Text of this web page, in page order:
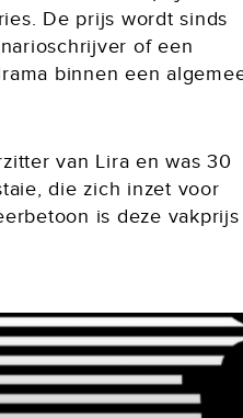
De prijs wordt sinds
of een
binnen een
van Lira en was 30
die zich inzet voor
is deze vakprijs